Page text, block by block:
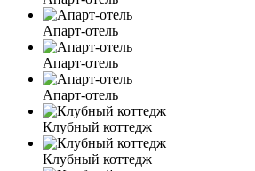
Апарт-отель
Апарт-отель
Апарт-отель
Клубный коттедж
Клубный коттедж